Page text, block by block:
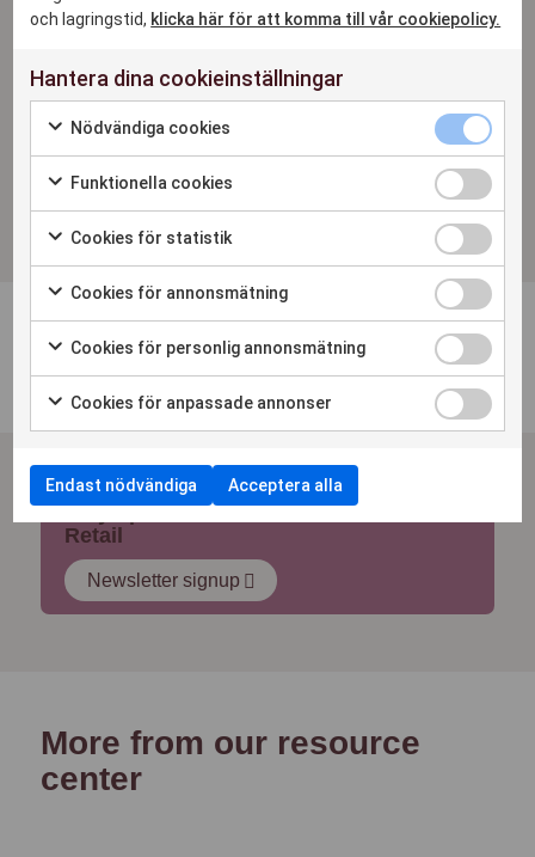
kompatibilitet det molnbaserade systemet flexiblare
ännu inte har börjat använda systemet är detta ännu
en anledning till att utforska och anta fördelarna med
ett molnbaserat POS som ExtendaGO.
Boka demo
Stay up to date on news from Extenda
Retail
Newsletter signup
More from our resource
center
och lagringstid, klicka här för att komma till vår cookiepolicy.
Hantera dina cookieinställningar
Nödvändiga cookies
Funktionella cookies
Cookies för statistik
Cookies för annonsmätning
Cookies för personlig annonsmätning
Cookies för anpassade annonser
Endast nödvändiga Acceptera alla